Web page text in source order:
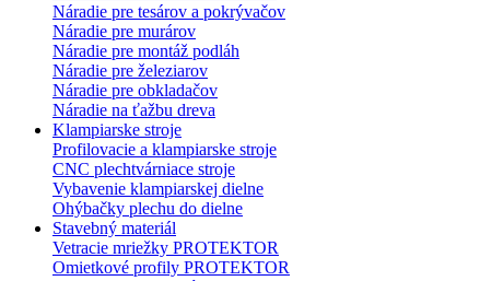
Náradie pre tesárov a pokrývačov
Náradie pre murárov
Náradie pre montáž podláh
Náradie pre železiarov
Náradie pre obkladačov
Náradie na ťažbu dreva
Klampiarske stroje
Profilovacie a klampiarske stroje
CNC plechtvárniace stroje
Vybavenie klampiarskej dielne
Ohýbačky plechu do dielne
Stavebný materiál
Vetracie mriežky PROTEKTOR
Omietkové profily PROTEKTOR